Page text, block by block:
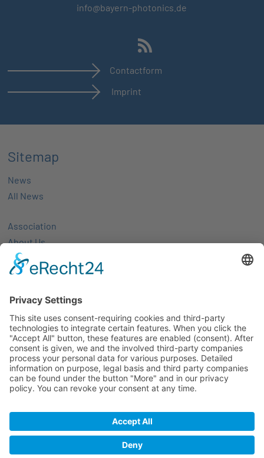
info@bayern-photonics.de
Contactform
Imprint
Sitemap
News
All News
Association
About Us
Activities
Members
Partner-networks
Events
All Events
Jobs
Contact